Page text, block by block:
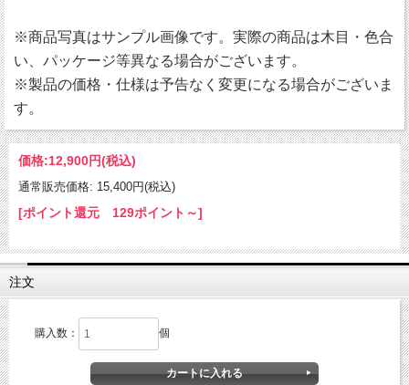
※商品写真はサンプル画像です。実際の商品は木目・色合
い、パッケージ等異なる場合がございます。
※製品の価格・仕様は予告なく変更になる場合がございま
す。
価格:12,900円(税込)
通常販売価格: 15,400円(税込)
[ポイント還元 129ポイント～]
注文
購入数： 個